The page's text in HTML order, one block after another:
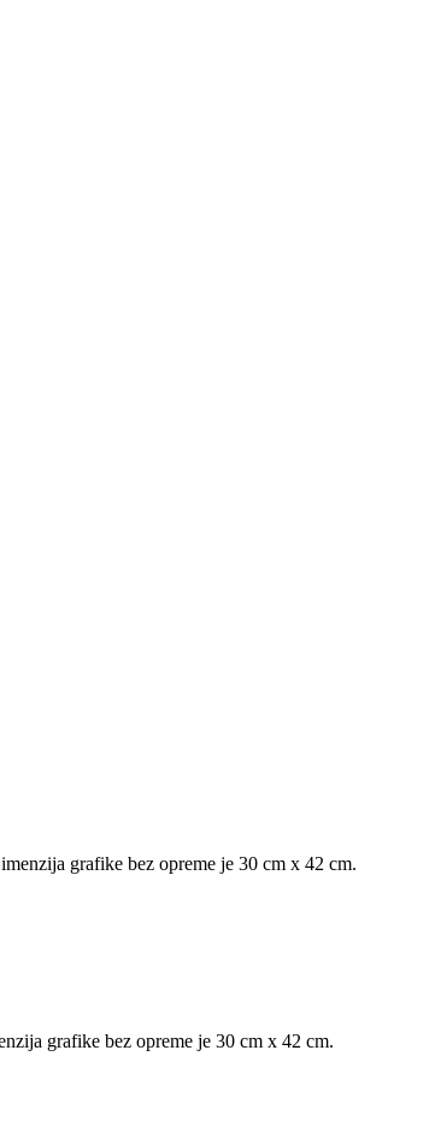
grafike bez opreme je 30 cm x 42 cm.
grafike bez opreme je 30 cm x 42 cm.